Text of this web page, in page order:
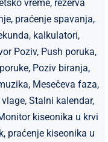
vreme, rezerva
praćenje spavanja,
kalkulatori,
Poziv, Push poruka,
Poziv biranja,
Mesečeva faza,
Stalni kalendar,
kiseonika u krvi
praćenje kiseonika u